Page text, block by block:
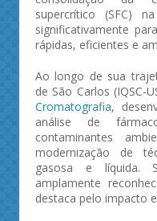
supercrítico (SFC)
significativamente
rápidas, eficientes e
Ao longo de sua
de São Carlos (IQSC-
Cromatografia,
análise de
contaminantes
modernização de
gasosa e líquida.
amplamente
destaca pelo impacto